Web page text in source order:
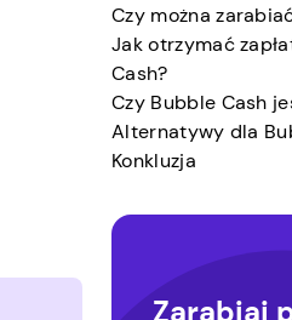
Czy można
Jak otrzymać
Cash?
Czy Bubble Cash
Alternatywy dla
Konkluzja
Zarabiaj